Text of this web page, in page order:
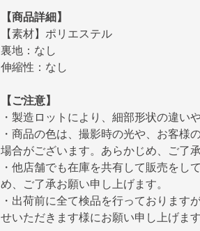
【商品詳細】
【素材】ポリエステル
裏地：なし
伸縮性：なし
【ご注意】
・製造ロットにより、細部形状の違い
・商品の色は、撮影時の光や、お客様
場合がございます。あらかじめ、ご了承
・他店舗でも在庫を共有して販売をし
め、ご了承お願い申し上げます。
・出荷前に全て検品を行っております
せいただきます様にお願い申し上げま